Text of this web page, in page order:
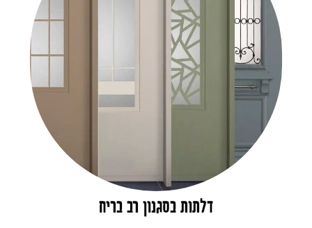
דלתות בסגנון רב בריח